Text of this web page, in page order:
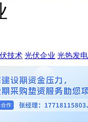
技术 光伏企业 光热发电